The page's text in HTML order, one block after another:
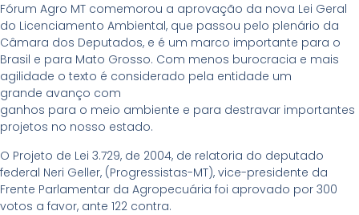
Fórum Agro MT comemorou a aprovação da nova Lei Geral
do Licenciamento Ambiental, que passou pelo plenário da
Câmara dos Deputados, e é um marco importante para o
Brasil e para Mato Grosso. Com menos burocracia e mais
agilidade o texto é considerado pela entidade um
grande avanço com
ganhos para o meio ambiente e para destravar importantes
projetos no nosso estado.
O Projeto de Lei 3.729, de 2004, de relatoria do deputado
federal Neri Geller, (Progressistas-MT), vice-presidente da
Frente Parlamentar da Agropecuária foi aprovado por 300
votos a favor, ante 122 contra.